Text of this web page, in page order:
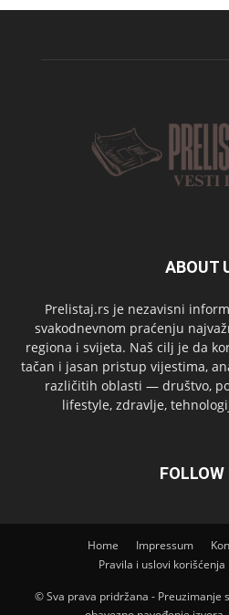
ABOUT
Prelistaj.rs je nezavisni
svakodnevnom praćenju
regiona i svijeta. Naš cilj je da
tačan i jasan pristup vijestima,
različitih oblasti — društvo,
lifestyle, zdravlje,
FOLLOW
Home Impressum
Pravila i uslovi korišćenja
© Sva prava pridržana - Preuzimanje